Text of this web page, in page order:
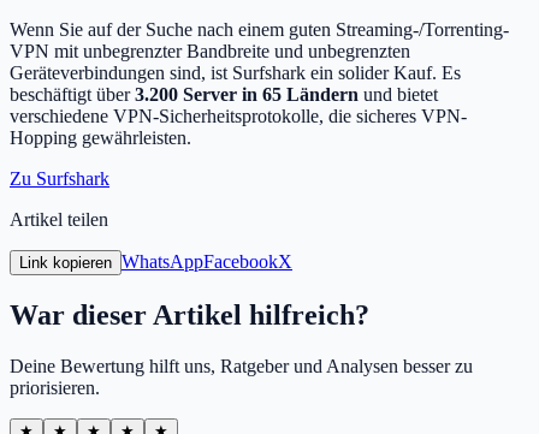
Wenn Sie auf der Suche nach einem guten Streaming-/Torrenting-
VPN mit unbegrenzter Bandbreite und unbegrenzten
Geräteverbindungen sind, ist Surfshark ein solider Kauf. Es
beschäftigt über3.200 Server in 65 Ländern und bietet
verschiedene VPN-Sicherheitsprotokolle, die sicheres VPN-
Hopping gewährleisten.
Zu Surfshark
Artikel teilen
Link kopieren WhatsAppFacebookX
War dieser Artikel hilfreich?
Deine Bewertung hilft uns, Ratgeber und Analysen besser zu
priorisieren.